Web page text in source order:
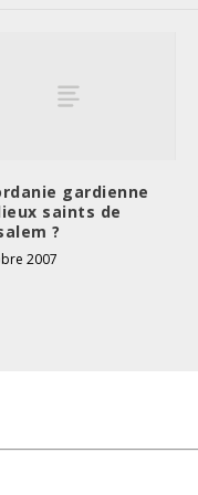
gardienne
saints de
?
2007